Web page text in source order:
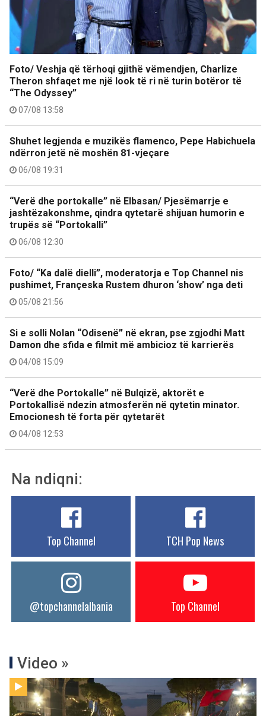
Foto/ Veshja që tërhoqi gjithë vëmendjen, Charlize
Theron shfaqet me një look të ri në turin botëror të
“The Odyssey”
07/08 13:58
Shuhet legjenda e muzikës flamenco, Pepe Habichuela
ndërron jetë në moshën 81-vjeçare
06/08 19:31
“Verë dhe portokalle” në Elbasan/ Pjesëmarrje e
jashtëzakonshme, qindra qytetarë shijuan humorin e
trupës së “Portokalli”
06/08 12:30
Foto/ “Ka dalë dielli”, moderatorja e Top Channel nis
pushimet, Françeska Rustem dhuron ‘show’ nga deti
05/08 21:56
Si e solli Nolan “Odisenë” në ekran, pse zgjodhi Matt
Damon dhe sfida e filmit më ambicioz të karrierës
04/08 15:09
“Verë dhe Portokalle” në Bulqizë, aktorët e
Portokallisë ndezin atmosferën në qytetin minator.
Emocionesh të forta për qytetarët
04/08 12:53
Na ndiqni:
Top Channel TCH Pop News
@topchannelalbania Top Channel
Video »